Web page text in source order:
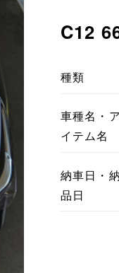
C12
種類
車種名・ア
イテム名
納車日・納
品日